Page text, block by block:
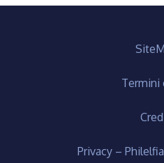
Termini
Privacy –